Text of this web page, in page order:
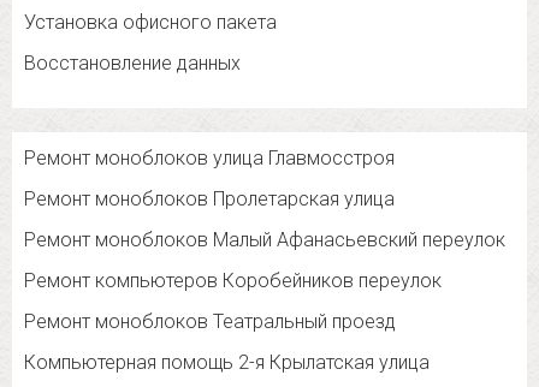
Установка офисного пакета
Восстановление данных
Ремонт моноблоков улица Главмосстроя
Ремонт моноблоков Пролетарская улица
Ремонт моноблоков Малый Афанасьевский переулок
Ремонт компьютеров Коробейников переулок
Ремонт моноблоков Театральный проезд
Компьютерная помощь 2-я Крылатская улица